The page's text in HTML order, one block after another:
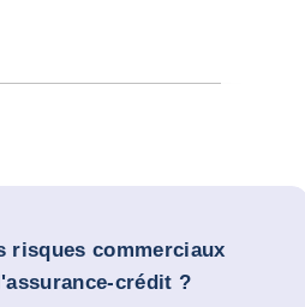
risques commerciaux
crédit ?